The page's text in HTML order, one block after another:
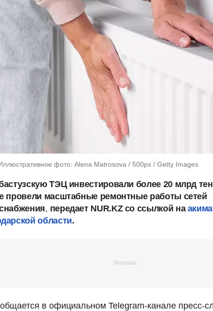
фото: Alena Matrosova / 500px / Getty Images
ТЭЦ инвестировали более 20 млрд
провели масштабные ремонтные работы сетей
, передает NUR.KZ со ссылкой на
области.
в официальном Telegram-канале пресс-